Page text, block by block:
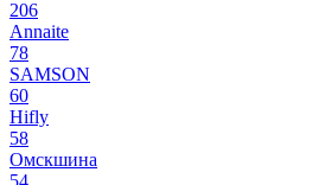
206
Annaite
78
SAMSON
60
Hifly
58
Омскшина
54